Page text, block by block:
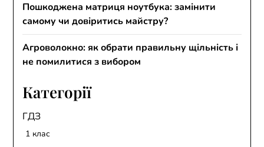
Пошкоджена матриця ноутбука: замінити
самому чи довіритись майстру?
Агроволокно: як обрати правильну щільність і
не помилитися з вибором
Категорії
ГДЗ
1 клас